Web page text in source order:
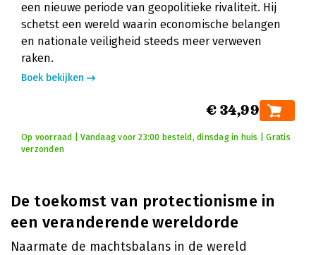
een nieuwe periode van geopolitieke rivaliteit. Hij
schetst een wereld waarin economische belangen
en nationale veiligheid steeds meer verweven
raken.
Boek bekijken
€ 34,99
Op voorraad | Vandaag voor 23:00 besteld, dinsdag in huis | Gratis
verzonden
De toekomst van protectionisme in
een veranderende wereldorde
Naarmate de machtsbalans in de wereld